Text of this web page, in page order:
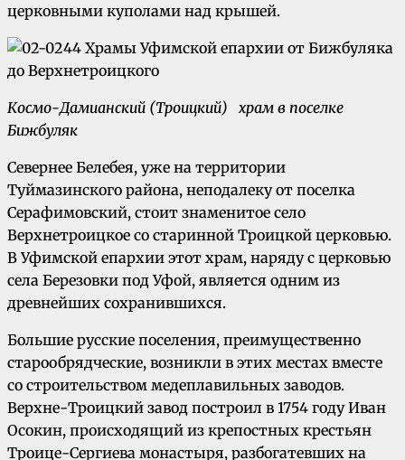
церковными куполами над крышей.
Космо-Дамианский (Троицкий) храм в поселке
Бижбуляк
Севернее Белебея, уже на территории
Туймазинского района, неподалеку от поселка
Серафимовский, стоит знаменитое село
Верхнетроицкое со старинной Троицкой церковью.
В Уфимской епархии этот храм, наряду с церковью
села Березовки под Уфой, является одним из
древнейших сохранившихся.
Большие русские поселения, преимущественно
старообрядческие, возникли в этих местах вместе
со строительством медеплавильных заводов.
Верхне-Троицкий завод построил в 1754 году Иван
Осокин, происходящий из крепостных крестьян
Троице-Сергиева монастыря, разбогатевших на